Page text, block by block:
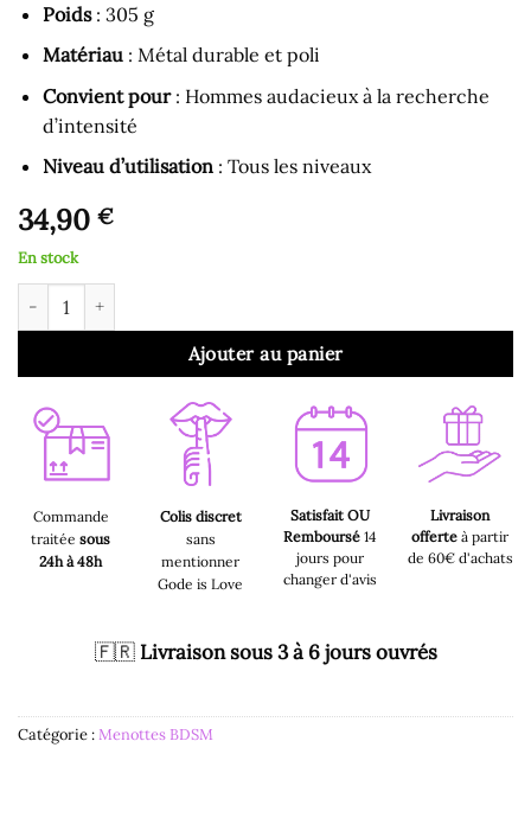
Poids: 305 g
Matériau: Métal durable et poli
Convient pour: Hommes audacieux à la recherche
d’intensité
Niveau d’utilisation: Tous les niveaux
34,90 €
En stock
quantité de Menottes en Métal pour Homme
Ajouter au panier
Commande
traitée sous
24h à 48h
Colis discret
sans
mentionner
Gode is Love
Satisfait OU
Remboursé14
jours pour
changer d'avis
Livraison
offerte à partir
de 60€ d'achats
🇫🇷 Livraison sous 3 à 6 jours ouvrés
Catégorie :Menottes BDSM